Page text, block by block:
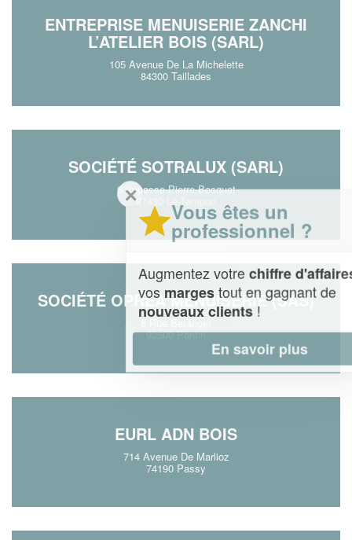
ENTREPRISE MENUISERIE ZANCHI
L’ATELIER BOIS (SARL)
105 Avenue De La Michelette
84300 Taillades
SOCIÉTÉ SOTRALUX (SARL)
6 Impasse Pierre Bosquet
97430 Le-Tampon
SOCIÉTÉ OPREA MENUISERIE (SAS)
93500 Pantin
EURL ADN BOIS
714 Avenue De Marlioz
74190 Passy
Vous êtes un
professionnel ?
Augmentez votrechiffre d'affaireset
vosmargestout en gagnant de
nouveaux clients!
En savoir plus